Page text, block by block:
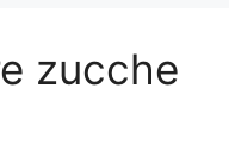
zucche